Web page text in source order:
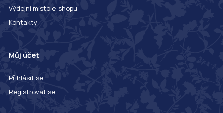
Výdejní místo e-shopu
Kontakty
Můj účet
Přihlásit se
Registrovat se